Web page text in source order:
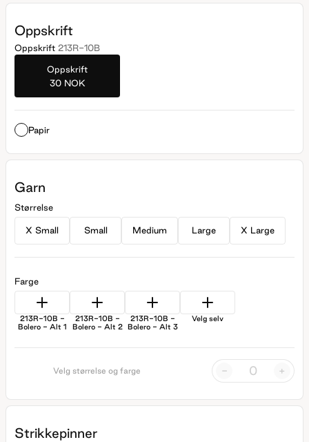
Oppskrift
Oppskrift 213R-10B
Oppskrift
30 NOK
Papir
Garn
Størrelse
X Small Small Medium Large X Large
Farge
213R-10B -
Bolero - Alt 1
213R-10B -
Bolero - Alt 2
213R-10B -
Bolero - Alt 3
Velg selv
Velg størrelse og farge - +
Strikkepinner